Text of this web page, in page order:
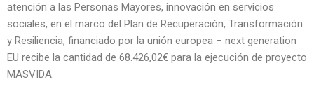
atención a las Personas Mayores, innovación en servicios
sociales, en el marco del Plan de Recuperación, Transformación
y Resiliencia, financiado por la unión europea – next generation
EU recibe la cantidad de 68.426,02€ para la ejecución de proyecto
MASVIDA.